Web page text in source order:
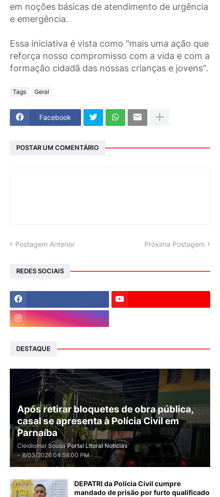
em noções básicas de atendimento de urgência
e emergência.
Essa iniciativa é vista como "mais uma ação que
reforça nosso compromisso com a vida e com a
formação cidadã das nossas crianças e jovens".
Tags Geral
Facebook
POSTAR UM COMENTÁRIO
Postagem Anterior Próxima Postagem
REDES SOCIAIS
DESTAQUE
Após retirar bloquetes de obra pública,
casal se apresenta à Polícia Civil em
Parnaíba
Cleidiomar Sousa Portal Litoral Notícias
- 8/03/2026 04:58:00 PM
DEPATRI da Polícia Civil cumpre
mandado de prisão por furto qualificado